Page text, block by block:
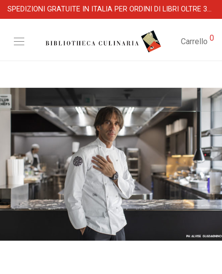
SPEDIZIONI GRATUITE IN ITALIA PER ORDINI DI LIBRI OLTRE 39 €
Carrello 0